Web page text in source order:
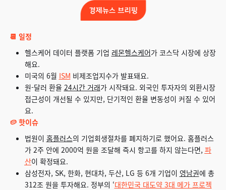
📆 일정
헬스케어 데이터 플랫폼 기업 레몬헬스케어가 코스닥 시장에 상장
해요.
미국의 6월 ISM 비제조업지수가 발표돼요.
원-달러 환율 24시간 거래가 시작돼요. 외국인 투자자의 외환시장
접근성이 개선될 수 있지만, 단기적인 환율 변동성이 커질 수 있어
요.
🥔 핫이슈
법원이 홈플러스의 기업회생절차를 폐지하기로 했어요. 홈플러스
가 2주 안에 2000억 원을 조달해 즉시 항고를 하지 않는다면, 파
산이 확정돼요.
삼성전자, SK, 한화, 현대차, 두산, LG 등 6개 기업이 영남권에 총
312조 원을 투자해요. 정부의 ‘대한민국 대도약 3대 메가 프로젝